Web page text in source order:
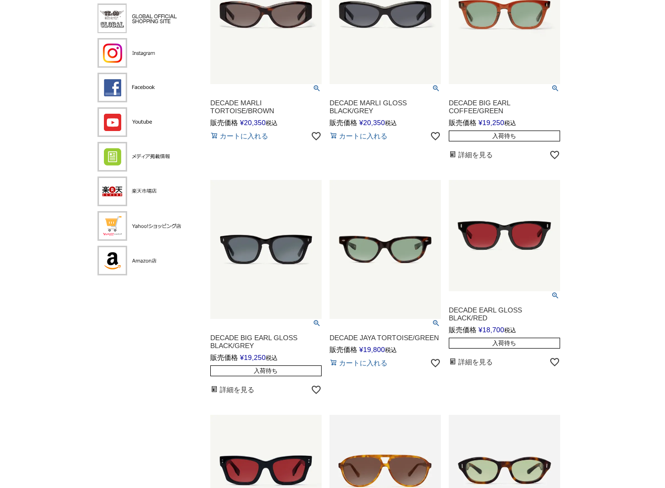
DECADE MARLI
TORTOISE/BROWN
販売価格 ¥20,350税込
カートに入れる
DECADE MARLI GLOSS
BLACK/GREY
販売価格 ¥20,350税込
カートに入れる
DECADE BIG EARL
COFFEE/GREEN
販売価格 ¥19,250税込
入荷待ち
詳細を見る
DECADE BIG EARL GLOSS
BLACK/GREY
販売価格 ¥19,250税込
入荷待ち
詳細を見る
DECADE JAYA TORTOISE/GREEN
販売価格 ¥19,800税込
カートに入れる
DECADE EARL GLOSS
BLACK/RED
販売価格 ¥18,700税込
入荷待ち
詳細を見る